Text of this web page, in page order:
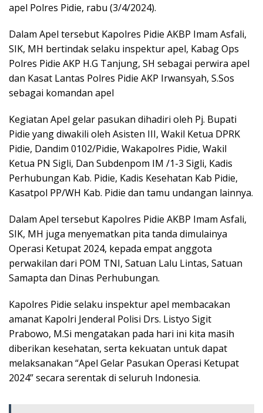
apel Polres Pidie, rabu (3/4/2024).
Dalam Apel tersebut Kapolres Pidie AKBP Imam Asfali,
SIK, MH bertindak selaku inspektur apel, Kabag Ops
Polres Pidie AKP H.G Tanjung, SH sebagai perwira apel
dan Kasat Lantas Polres Pidie AKP Irwansyah, S.Sos
sebagai komandan apel
Kegiatan Apel gelar pasukan dihadiri oleh Pj. Bupati
Pidie yang diwakili oleh Asisten III, Wakil Ketua DPRK
Pidie, Dandim 0102/Pidie, Wakapolres Pidie, Wakil
Ketua PN Sigli, Dan Subdenpom IM /1-3 Sigli, Kadis
Perhubungan Kab. Pidie, Kadis Kesehatan Kab Pidie,
Kasatpol PP/WH Kab. Pidie dan tamu undangan lainnya.
Dalam Apel tersebut Kapolres Pidie AKBP Imam Asfali,
SIK, MH juga menyematkan pita tanda dimulainya
Operasi Ketupat 2024, kepada empat anggota
perwakilan dari POM TNI, Satuan Lalu Lintas, Satuan
Samapta dan Dinas Perhubungan.
Kapolres Pidie selaku inspektur apel membacakan
amanat Kapolri Jenderal Polisi Drs. Listyo Sigit
Prabowo, M.Si mengatakan pada hari ini kita masih
diberikan kesehatan, serta kekuatan untuk dapat
melaksanakan “Apel Gelar Pasukan Operasi Ketupat
2024” secara serentak di seluruh Indonesia.